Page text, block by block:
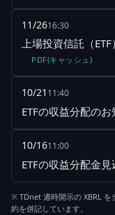
11/2616:30
上場投資信託（
PDF(キャッシュ)
10/21 11:40
ETFの収益分配の
10/1611:00
ETFの収益分配金
※ TDnet 適時開示の XBRL
約を併記しています。